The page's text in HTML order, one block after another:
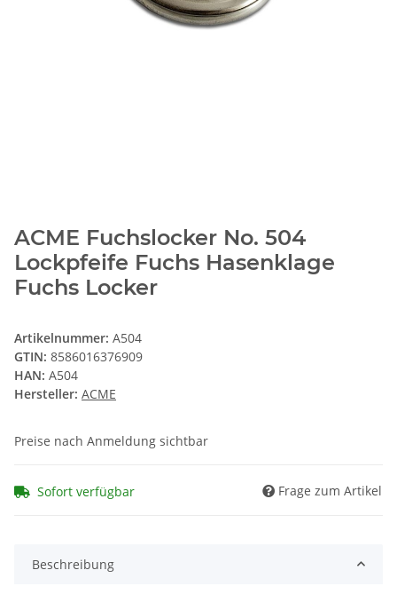
ACME Fuchslocker No. 504
Lockpfeife Fuchs Hasenklage
Fuchs Locker
Artikelnummer: A504
GTIN: 8586016376909
HAN: A504
Hersteller: ACME
Preise nach Anmeldung sichtbar
Sofort verfügbar Frage zum Artikel
Beschreibung